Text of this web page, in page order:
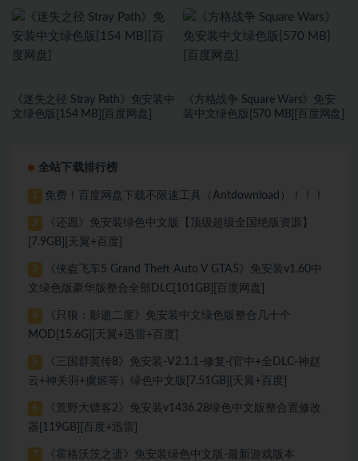
《迷失之径 Stray Path》免安装中
文绿色版[154 MB][百度网盘]
《方格战争 ⁤Square Wars》免安
装中文绿色版[570 MB][百度网盘]
全站下载排行榜
1 免费！百度网盘下载不限速工具（Antdownload）！！！
2
《还愿》免安装绿色中文版【顶级超级全国绝版资源】
[7.9GB][天翼+百度]
3
《侠盗飞车5 Grand Theft Auto V GTA5》免安装v1.60中
文绿色版豪华版整合全部DLC[101GB][百度网盘]
4
《只狼：影逝二度》免安装中文绿色版整合几十个
MOD[15.6G][天翼+迅雷+百度]
5
《三国群英传8》免安装-V2.1.1-修复-(官中+全DLC-神赵
云+神关羽+虞姬等）绿色中文版[7.51GB][天翼+百度]
6
《荒野大镖客2》免安装v1436.28绿色中文版整合置修改
器[119GB][百度+迅雷]
7
《霍格沃茨之遗》免安装绿色中文版-最新游戏版本